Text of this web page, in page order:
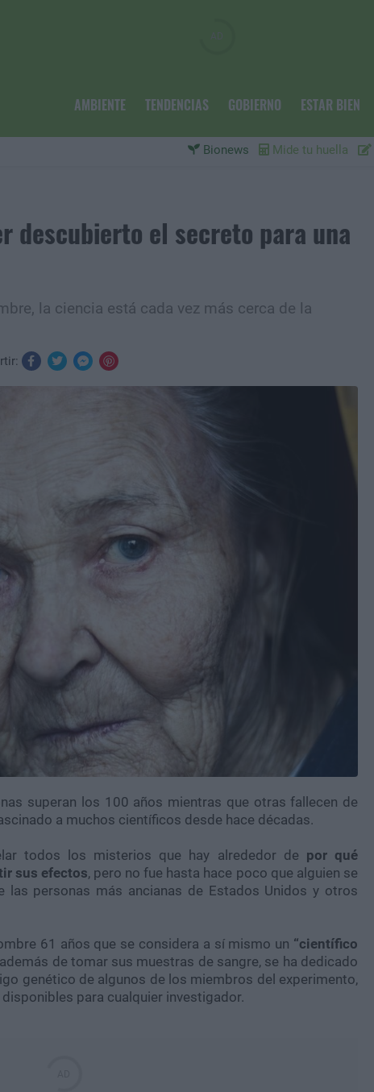
AMBIENTE TENDENCIAS GOBIERNO ESTAR BIEN
Bionews Mide tu huella
descubierto el secreto para una
la ciencia está cada vez más cerca de la
superan los 100 años mientras que otras fallecen de
a muchos científicos desde hace décadas.
todos los misterios que hay alrededor de por qué
sus efectos, pero no fue hasta hace poco que alguien se
las personas más ancianas de Estados Unidos y otros
61 años que se considera a sí mismo un “científico
de tomar sus muestras de sangre, se ha dedicado
genético de algunos de los miembros del experimento,
para cualquier investigador.